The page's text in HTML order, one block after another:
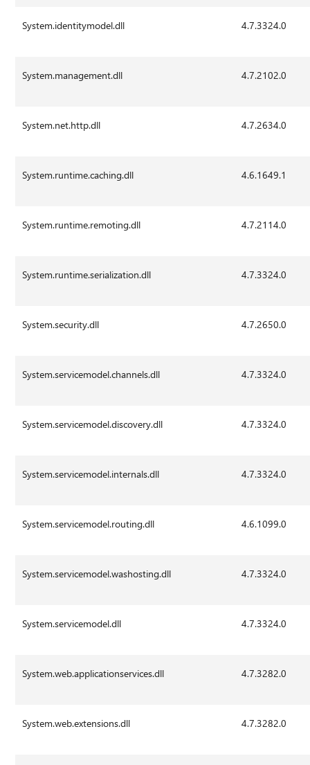
System.identitymodel.dll 4.7.3324.0
System.management.dll 4.7.2102.0
System.net.http.dll 4.7.2634.0
System.runtime.caching.dll 4.6.1649.1
System.runtime.remoting.dll 4.7.2114.0
System.runtime.serialization.dll 4.7.3324.0
System.security.dll 4.7.2650.0
System.servicemodel.channels.dll 4.7.3324.0
System.servicemodel.discovery.dll 4.7.3324.0
System.servicemodel.internals.dll 4.7.3324.0
System.servicemodel.routing.dll 4.6.1099.0
System.servicemodel.washosting.dll 4.7.3324.0
System.servicemodel.dll 4.7.3324.0
System.web.applicationservices.dll 4.7.3282.0
System.web.extensions.dll 4.7.3282.0